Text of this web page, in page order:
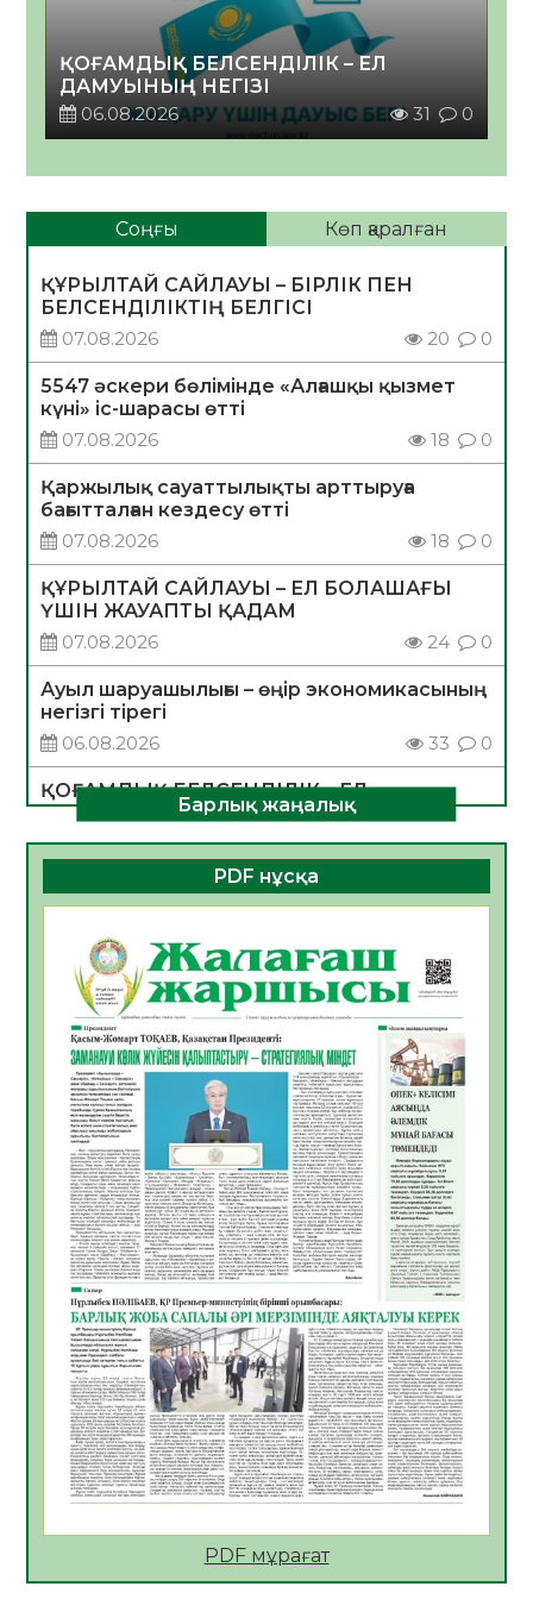
ҚОҒАМДЫҚ БЕЛСЕНДІЛІК – ЕЛ
ДАМУЫНЫҢ НЕГІЗІ
06.08.2026
31 0
Соңғы Көп қаралған
ҚҰРЫЛТАЙ САЙЛАУЫ – БІРЛІК ПЕН
БЕЛСЕНДІЛІКТІҢ БЕЛГІСІ
07.08.2026
20 0
5547 әскери бөлімінде «Алғашқы қызмет
күні» іс-шарасы өтті
07.08.2026
18 0
Қаржылық сауаттылықты арттыруға
бағытталған кездесу өтті
07.08.2026
18 0
ҚҰРЫЛТАЙ САЙЛАУЫ – ЕЛ БОЛАШАҒЫ
ҮШІН ЖАУАПТЫ ҚАДАМ
07.08.2026
24 0
Ауыл шаруашылығы – өңір экономикасының
негізгі тірегі
06.08.2026
33 0
ҚОҒАМДЫҚ БЕЛСЕНДІЛІК – ЕЛ
ДАМУЫНЫҢ НЕГІЗІ
06.08.2026
31 0
ҚҰРЫЛТАЙ САЙЛАУЫ – БОЛАШАҚҚА
БАСТАР ЖАУАПТЫ ТАҢДАУ
06.08.2026
Инфекциялық ауруларға қарсы иммундау
жұмыстарының тиімділігі
06.08.2026
34
Көкжөтел ауруы туралы
06.08.2026
32
АПВ вакцинасы туралы мәлімет
06.08.2026
32
Open Air: Қызылорда облысы полиция
департаменті 20 мыңнан астам
көрерменнің қауіпсіздігін қамтамасыз етті
06.08.2026
42
ҚЫЗЫЛОРДАДА «САНАЛЫ ҰРПАҚ –
ЖАРҚЫН БОЛАШАҚ» АТТЫ КЕҢЕЙТІЛГЕН
МӘЖІЛІС ӨТТІ
05.08.2026
44
Қазақстан Орталық Азиядағы көшуге ең
Барлық жаңалық
PDF нұсқа
PDF мұрағат